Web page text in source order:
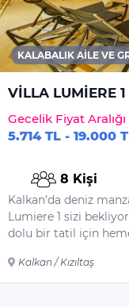
El Sabunu
Bulaşık
Bulaşık
Deterjanı
Deterjanı
KALABALIK AILE VE
VİLLA LUMİERE 1
Gecelik Fiyat Aralığı
5.714 TL - 19.000
8 Kişi
Kalkan’da deniz
Lumiere 1 sizi
dolu bir tatil için
Kalkan / Kızıltaş